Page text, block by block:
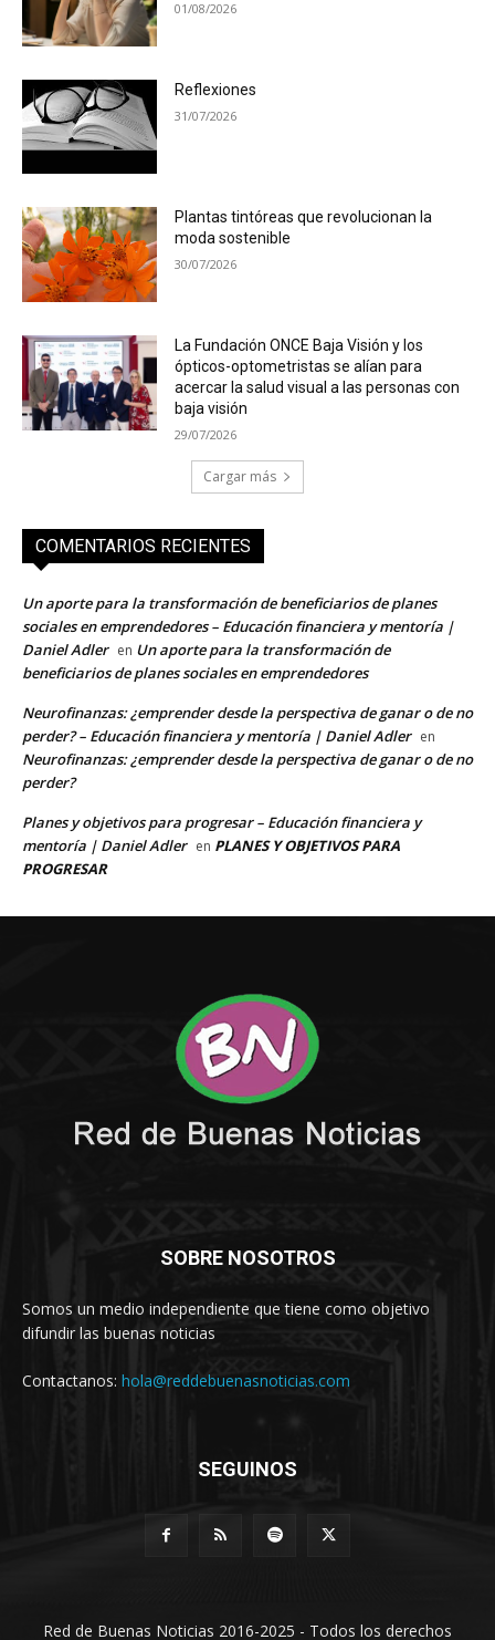
SOBRE NOSOTROS
Somos un medio independiente que tiene como objetivo
difundir las buenas noticias
Contactanos: hola@reddebuenasnoticias.com
SEGUINOS
Red de Buenas Noticias 2016-2025 - Todos los derechos